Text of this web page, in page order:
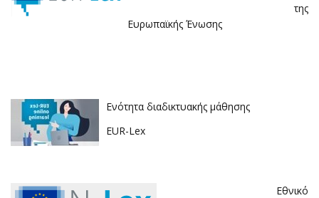
της
Ευρωπαϊκής Ένωσης
Ενότητα διαδικτυακής μάθησης
EUR-Lex
Εθνικό